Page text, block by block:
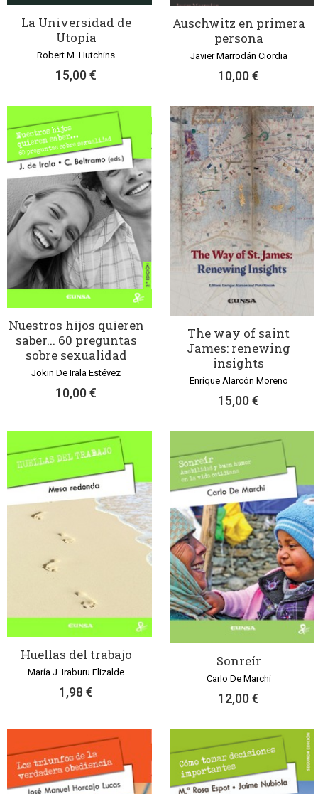
La Universidad de
Utopía
Robert M. Hutchins
15,00 €
Auschwitz en primera
persona
Javier Marrodán Ciordia
10,00 €
Nuestros hijos quieren
saber... 60 preguntas
sobre sexualidad
Jokin De Irala Estévez
10,00 €
The way of saint
James: renewing
insights
Enrique Alarcón Moreno
15,00 €
Huellas del trabajo
María J. Iraburu Elizalde
1,98 €
Sonreír
Carlo De Marchi
12,00 €